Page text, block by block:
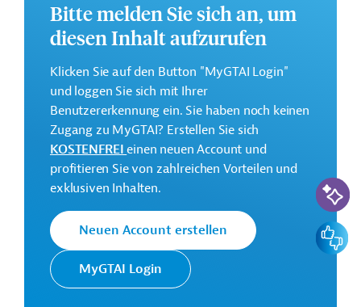
Tenders & Projects daily
Unser E-Mail-Service liefert Ihnen täglich
die neuesten öffentlichen Ausschreibungen und Projekte
aus der ganzen Welt - direkt in Ihr Postfach.
Jetzt einrichten lassen
Bitte melden Sie sich an, um
diesen Inhalt aufzurufen
Klicken Sie auf den Button "MyGTAI Login"
und loggen Sie sich mit Ihrer
Benutzererkennung ein. Sie haben noch keinen
Zugang zu MyGTAI? Erstellen Sie sich
KOSTENFREIeinen neuen Account und
profitieren Sie von zahlreichen Vorteilen und
exklusiven Inhalten.
Neuen Account erstellen
MyGTAI Login
KI-